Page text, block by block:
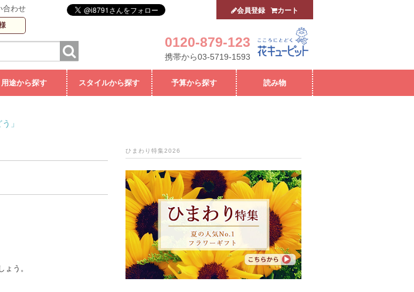
合わせ
0120-879-123
携帯から03-5719-1593
会員登録 カート
用途から探す スタイルから探す 予算から探す 読み物
」
う。
ひまわり特集2026